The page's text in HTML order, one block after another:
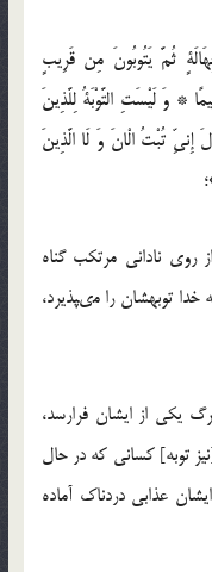
ثُمَّ یَتُوبُونَ مِن قَرِیبٍ
* وَ لَیْسَتِ التَّوْبَةُ لِلَّذِینَ
تُبْتُ الْانَ وَ لَا الَّذِینَ
روى نادانى مرتكب گناه
توبه‏شان را مى‏پذیرد،
یكى از ایشان فرارسد،
توبه‏] كسانى كه در حال
عذابى دردناك آماده